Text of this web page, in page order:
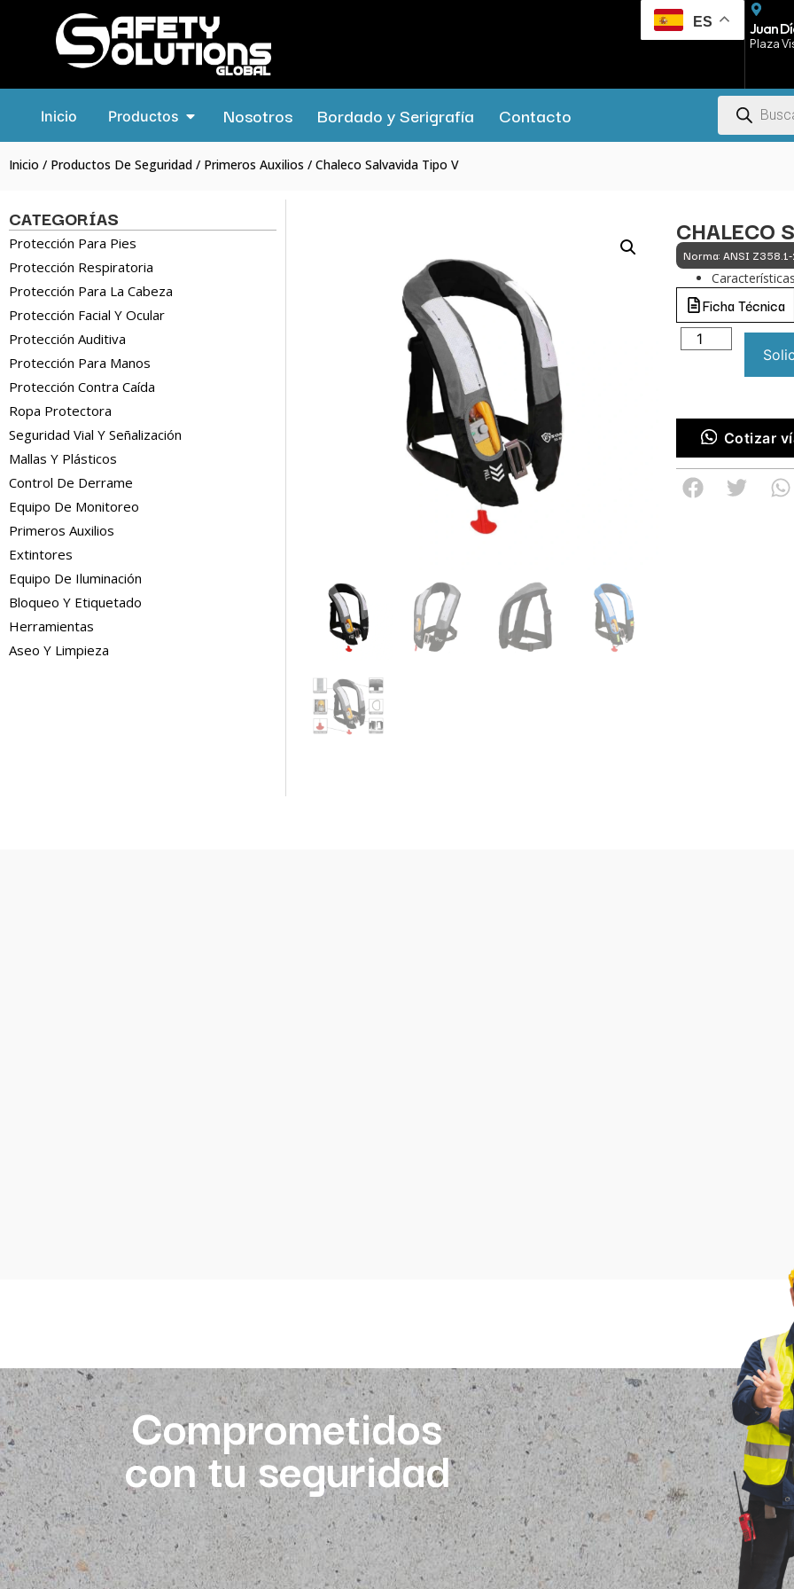
ES Juan
Plaza
Inicio Productos Nosotros Bordado y Serigrafía Contacto
Inicio / Productos De Seguridad / Primeros Auxilios / Chaleco Salvavida Tipo V
CATEGORÍAS
Protección Para Pies
Protección Respiratoria
Protección Para La Cabeza
Protección Facial Y Ocular
Protección Auditiva
Protección Para Manos
Protección Contra Caída
Ropa Protectora
Seguridad Vial Y Señalización
Mallas Y Plásticos
Control De Derrame
Equipo De Monitoreo
Primeros Auxilios
Extintores
Equipo De Iluminación
Bloqueo Y Etiquetado
Herramientas
Aseo Y Limpieza
CHALECO
Norma: ANSI
Ficha Técnica
Cotizar
Comprometidos
con tu seguridad